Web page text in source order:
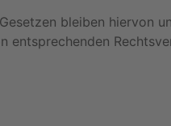
bleiben hiervon